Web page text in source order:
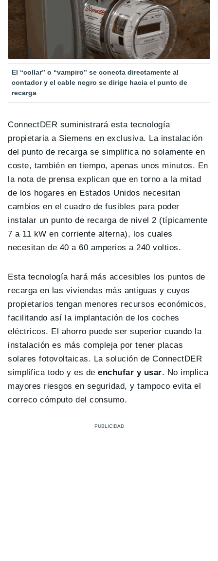
El “collar” o “vampiro” se conecta directamente al
contador y el cable negro se dirige hacia el punto de
recarga
ConnectDER suministrará esta tecnología
propietaria a Siemens en exclusiva. La instalación
del punto de recarga se simplifica no solamente en
coste, también en tiempo, apenas unos minutos. En
la nota de prensa explican que en torno a la mitad
de los hogares en Estados Unidos necesitan
cambios en el cuadro de fusibles para poder
instalar un punto de recarga de nivel 2 (típicamente
7 a 11 kW en corriente alterna), los cuales
necesitan de 40 a 60 amperios a 240 voltios.
Esta tecnología hará más accesibles los puntos de
recarga en las viviendas más antiguas y cuyos
propietarios tengan menores recursos económicos,
facilitando así la implantación de los coches
eléctricos. El ahorro puede ser superior cuando la
instalación es más compleja por tener placas
solares fotovoltaicas. La solución de ConnectDER
simplifica todo y es deenchufar y usar. No implica
mayores riesgos en seguridad, y tampoco evita el
correco cómputo del consumo.